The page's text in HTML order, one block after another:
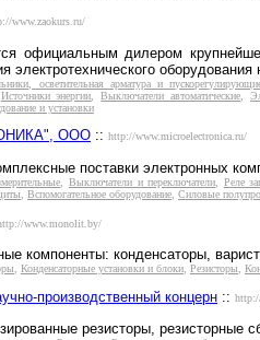
www.zaokurs.ru/
официальным дилером
электротехнического оборудования
осветительная арматура и
Источники энергии ,Выключатели автоматические
и установки
ООО :: http://www.microelectronica.ru/
поставки электронных
Выключатели и переключатели Реле
Вспомогательное оборудование Силовые
www.monolit.by/
компоненты: конденсаторы,
Конденсаторные установки и блоки Резисторы
производственный концерн ::
резисторы, резисторные